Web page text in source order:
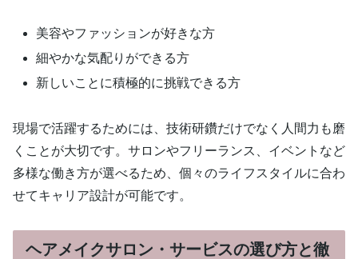
美容やファッションが好きな方
細やかな気配りができる方
新しいことに積極的に挑戦できる方
現場で活躍するためには、技術研鑽だけでなく人間力も磨
くことが大切です。サロンやフリーランス、イベントなど
多様な働き方が選べるため、個々のライフスタイルに合わ
せてキャリア設計が可能です。
ヘアメイクサロン・サービスの選び方と徹